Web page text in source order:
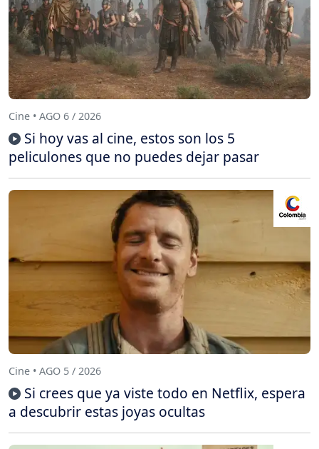
Cine • AGO 6 / 2026
Si hoy vas al cine, estos son los 5
peliculones que no puedes dejar pasar
Cine • AGO 5 / 2026
Si crees que ya viste todo en Netflix, espera
a descubrir estas joyas ocultas